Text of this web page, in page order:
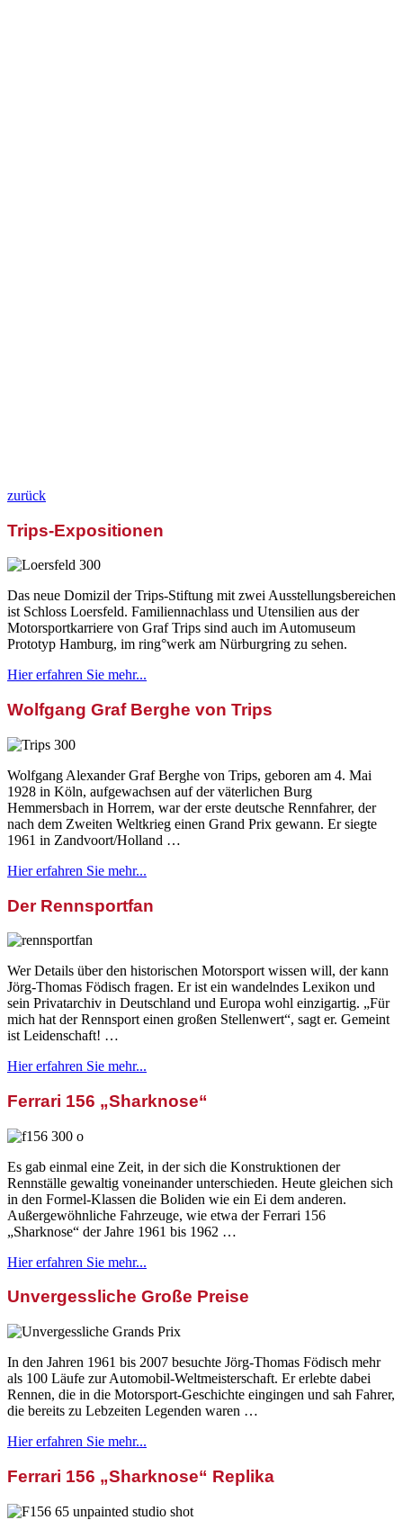
zurück
Trips-Expositionen
Das neue Domizil der Trips-Stiftung mit zwei Ausstellungsbereichen
ist Schloss Loersfeld. Familiennachlass und Utensilien aus der
Motorsportkarriere von Graf Trips sind auch im Automuseum
Prototyp Hamburg, im ring°werk am Nürburgring zu sehen.
Hier erfahren Sie mehr...
Wolfgang Graf Berghe von Trips
Wolfgang Alexander Graf Berghe von Trips, geboren am 4. Mai
1928 in Köln, aufgewachsen auf der väterlichen Burg
Hemmersbach in Horrem, war der erste deutsche Rennfahrer, der
nach dem Zweiten Weltkrieg einen Grand Prix gewann. Er siegte
1961 in Zandvoort/Holland …
Hier erfahren Sie mehr...
Der Rennsportfan
Wer Details über den historischen Motorsport wissen will, der kann
Jörg-Thomas Födisch fragen. Er ist ein wandelndes Lexikon und
sein Privatarchiv in Deutschland und Europa wohl einzigartig. „Für
mich hat der Rennsport einen großen Stellenwert“, sagt er. Gemeint
ist Leidenschaft! …
Hier erfahren Sie mehr...
Ferrari 156 „Sharknose“
Es gab einmal eine Zeit, in der sich die Konstruktionen der
Rennställe gewaltig voneinander unterschieden. Heute gleichen sich
in den Formel-Klassen die Boliden wie ein Ei dem anderen.
Außergewöhnliche Fahrzeuge, wie etwa der Ferrari 156
„Sharknose“ der Jahre 1961 bis 1962 …
Hier erfahren Sie mehr...
Unvergessliche Große Preise
In den Jahren 1961 bis 2007 besuchte Jörg-Thomas Födisch mehr
als 100 Läufe zur Automobil-Weltmeisterschaft. Er erlebte dabei
Rennen, die in die Motorsport-Geschichte eingingen und sah Fahrer,
die bereits zu Lebzeiten Legenden waren …
Hier erfahren Sie mehr...
Ferrari 156 „Sharknose“ Replika